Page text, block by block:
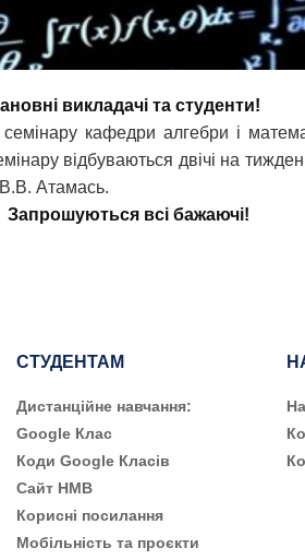
викладачі та студенти!
семінару кафедри алгебри і
відбуваються двічі на
В.В. Атамась.
Запрошуються всі бажаючі!
СТУДЕНТАМ
Дистанційне навчання:
Google Клас
Коди Google Класів
Сайт НМВ
Корисні посилання
Мобільність та проєкти